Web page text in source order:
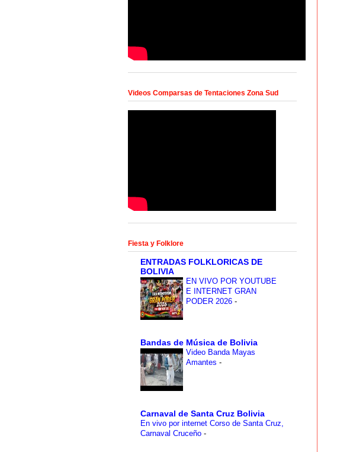
Videos Comparsas de Tentaciones Zona Sud
Fiesta y Folklore
ENTRADAS FOLKLORICAS DE
BOLIVIA
EN VIVO POR YOUTUBE
E INTERNET GRAN
PODER 2026 -
Bandas de Música de Bolivia
Video Banda Mayas
Amantes -
Carnaval de Santa Cruz Bolivia
En vivo por internet Corso de Santa Cruz,
Carnaval Cruceño -